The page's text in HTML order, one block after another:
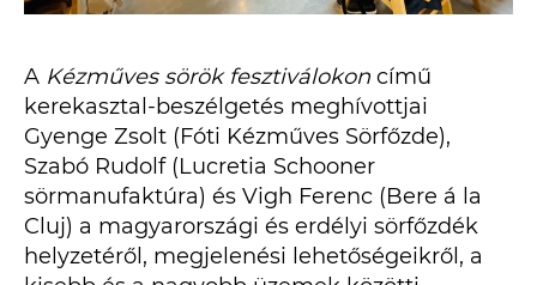
A Kézműves sörök fesztiválokon című
kerekasztal-beszélgetés meghívottjai
Gyenge Zsolt (Fóti Kézműves Sörfőzde),
Szabó Rudolf (Lucretia Schooner
sörmanufaktúra) és Vigh Ferenc (Bere á la
Cluj) a magyarországi és erdélyi sörfőzdék
helyzetéről, megjelenési lehetőségeikről, a